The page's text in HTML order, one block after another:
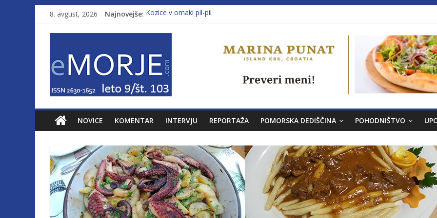
8. avgust, 2026 Najnovejše: Kozice v omaki pil-pil
Od morja do gorja 11
Poletje, ki ponuja več
NOVICE KOMENTAR INTERVJU REPORTAŽA POMORSKA DEDIŠČINA POHODNIŠTVO